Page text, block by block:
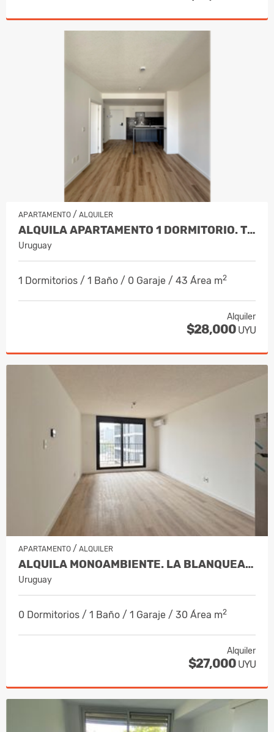
APARTAMENTO / ALQUILER
ALQUILA APARTAMENTO 1 DORMITORIO. TRES CRUCES
Uruguay
1 Dormitorios / 1 Baño / 0 Garaje / 43 Área m2
Alquiler
$28,000 UYU
APARTAMENTO / ALQUILER
ALQUILA MONOAMBIENTE. LA BLANQUEADA
Uruguay
0 Dormitorios / 1 Baño / 1 Garaje / 30 Área m2
Alquiler
$27,000 UYU